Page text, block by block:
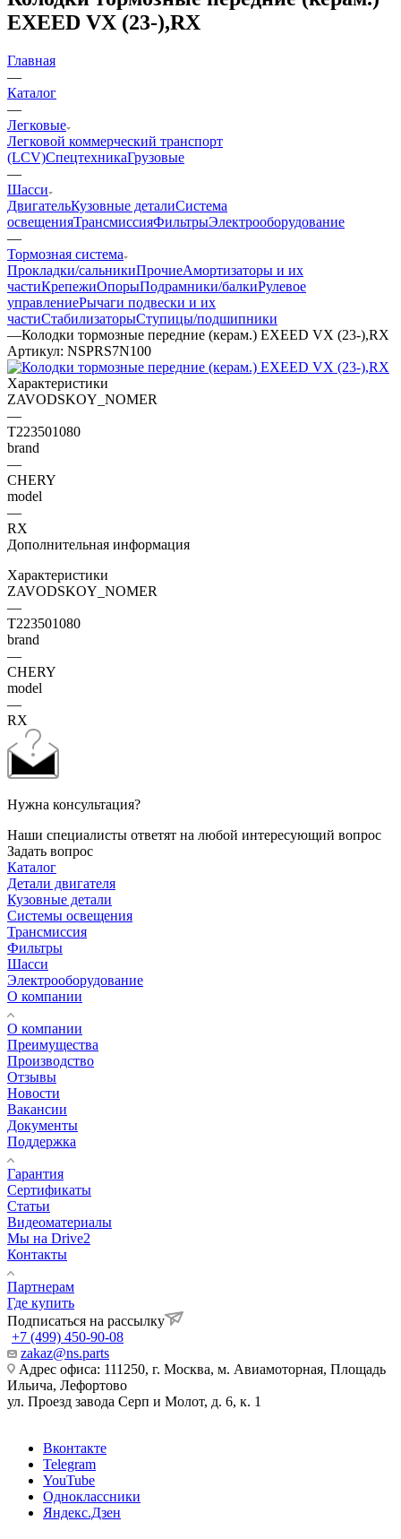
EXEED VX (23-),RX
Главная
—
Каталог
—
Легковые
Легковой коммерческий транспорт
(LCV)СпецтехникаГрузовые
—
Шасси
ДвигательКузовные деталиСистема
освещенияТрансмиссияФильтрыЭлектрооборудование
—
Тормозная система
Прокладки/сальникиПрочиеАмортизаторы и их
частиКрепежиОпорыПодрамники/балкиРулевое
управлениеРычаги подвески и их
частиСтабилизаторыСтупицы/подшипники
—Колодки тормозные передниe (керам.) EXEED VX (23-),RX
Артикул: NSPRS7N100
Характеристики
ZAVODSKOY_NOMER
—
T223501080
brand
—
CHERY
model
—
RX
Дополнительная информация
Характеристики
ZAVODSKOY_NOMER
—
T223501080
brand
—
CHERY
model
—
RX
Нужна консультация?
Наши специалисты ответят на любой интересующий вопрос
Задать вопрос
Каталог
Детали двигателя
Кузовные детали
Системы освещения
Трансмиссия
Фильтры
Шасси
Электрооборудование
О компании
О компании
Преимущества
Производство
Отзывы
Новости
Вакансии
Документы
Поддержка
Гарантия
Сертификаты
Статьи
Видеоматериалы
Мы на Drive2
Контакты
Партнерам
Где купить
Подписаться на рассылку
+7 (499) 450-90-08
zakaz@ns.parts
Адрес офиса: 111250, г. Москва, м. Авиамоторная, Площадь
Ильича, Лефортово
ул. Проезд завода Серп и Молот, д. 6, к. 1
Вконтакте
Telegram
YouTube
Одноклассники
Яндекс.Дзен